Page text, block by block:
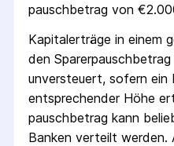
pausch­betrag von
Kapitalerträge in einem
den
unversteuert, sofern ein
entsprechender Höhe
pausch­betrag kann
Banken verteilt werden.